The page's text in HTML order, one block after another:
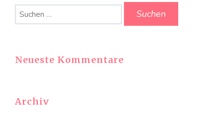
Suchen
nach:
Neueste Kommentare
Archiv